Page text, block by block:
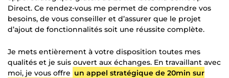
Direct. Ce rendez-vous me permet de comprendre vos
besoins, de vous conseiller et d’assurer que le projet
d’ajout de fonctionnalités soit une réussite complète.
Je mets entièrement à votre disposition toutes mes
qualités et je suis ouvert aux échanges. En travaillant avec
moi, je vous offre un appel stratégique de 20min sur